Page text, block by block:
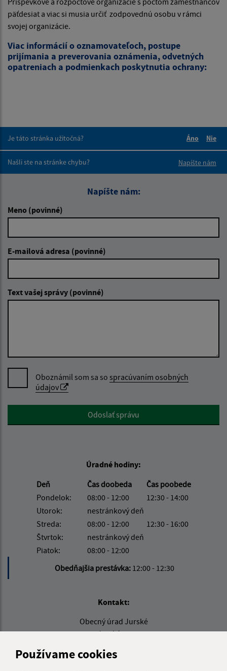
Používame cookies
päťdesiat a viac si musia určiť zodpovednú osobu v rámci
svojej organizácie.
Viac informácií o oznamovateľoch, postupe
prijímania a preverovania oznámenia, odvetných
opatreniach a podmienkach poskytnutia ochrany:
Je táto stránka užitočná?
Áno
Nie
Našli ste na stránke chybu?
Napíšte nám
Napíšte nám:
Meno (povinné)
E-mailová adresa (povinné)
Text vašej správy (povinné)
Oboznámil som sa so spracúvaním osobných
údajov
Google reCaptcha ResponseOdoslať správu
Úradné hodiny:
Deň
Čas doobeda
Čas poobede
Pondelok:
08:00 - 12:00
12:30 - 14:00
Utorok:
nestránkový deň
Streda:
08:00 - 12:00
12:30 - 16:00
Štvrtok:
nestránkový deň
Piatok:
08:00 - 12:00
Obedňajšia prestávka: 12:00 - 12:30
Kontakt:
Obecný úrad Jurské
Jurské 20